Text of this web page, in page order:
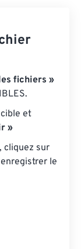
fichiers »
et
»
cliquez sur
le